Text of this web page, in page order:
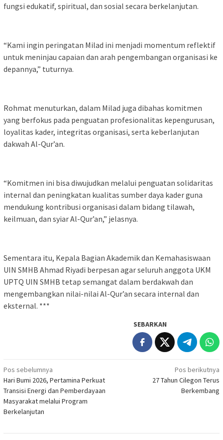
fungsi edukatif, spiritual, dan sosial secara berkelanjutan.
“Kami ingin peringatan Milad ini menjadi momentum reflektif
untuk meninjau capaian dan arah pengembangan organisasi ke
depannya,” tuturnya.
Rohmat menuturkan, dalam Milad juga dibahas komitmen
yang berfokus pada penguatan profesionalitas kepengurusan,
loyalitas kader, integritas organisasi, serta keberlanjutan
dakwah Al-Qur’an.
“Komitmen ini bisa diwujudkan melalui penguatan solidaritas
internal dan peningkatan kualitas sumber daya kader guna
mendukung kontribusi organisasi dalam bidang tilawah,
keilmuan, dan syiar Al-Qur’an,” jelasnya.
Sementara itu, Kepala Bagian Akademik dan Kemahasiswaan
UIN SMHB Ahmad Riyadi berpesan agar seluruh anggota UKM
UPTQ UIN SMHB tetap semangat dalam berdakwah dan
mengembangkan nilai-nilai Al-Qur’an secara internal dan
eksternal. ***
SEBARKAN
Navigasi
pos
Pos sebelumnya
Hari Bumi 2026, Pertamina Perkuat
Transisi Energi dan Pemberdayaan
Masyarakat melalui Program
Berkelanjutan
Pos berikutnya
27 Tahun Cilegon Terus
Berkembang